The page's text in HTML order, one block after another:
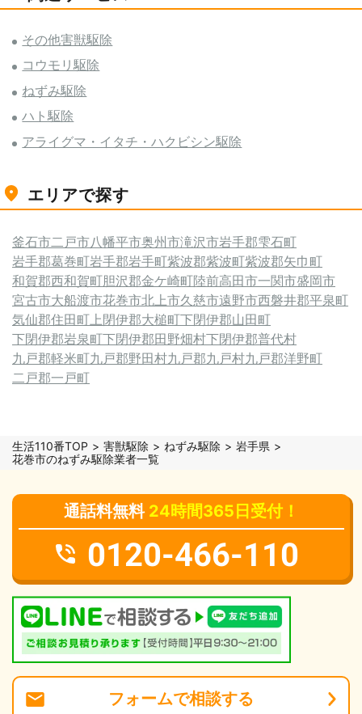
その他害獣駆除
コウモリ駆除
ねずみ駆除
ハト駆除
アライグマ・イタチ・ハクビシン駆除
エリアで探す
釜石市二戸市八幡平市奥州市滝沢市岩手郡雫石町
岩手郡葛巻町岩手郡岩手町紫波郡紫波町紫波郡矢巾町
和賀郡西和賀町胆沢郡金ケ崎町陸前高田市一関市盛岡市
宮古市大船渡市花巻市北上市久慈市遠野市西磐井郡平泉町
気仙郡住田町上閉伊郡大槌町下閉伊郡山田町
下閉伊郡岩泉町下閉伊郡田野畑村下閉伊郡普代村
九戸郡軽米町九戸郡野田村九戸郡九戸村九戸郡洋野町
二戸郡一戸町
生活110番TOP 害獣駆除 ねずみ駆除
岩手県
花巻市のねずみ駆除業者一覧
通話料無料 24時間365日受付！
0120-466-110
フォームで相談する